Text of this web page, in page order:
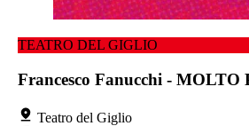
TEATRO DEL GIGLIO
Francesco Fanucchi - MOLTO
Teatro del Giglio